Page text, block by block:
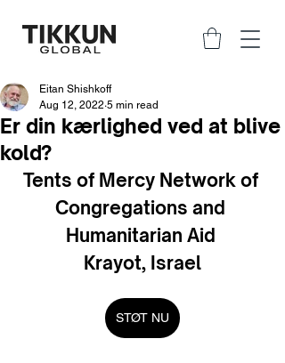
Er din kærlighed ved at blive
kold?
Eitan Shishkoff
Aug 12, 2022 5 min read
Tents of Mercy Network of
Congregations and
Humanitarian Aid
Krayot, Israel
STØT NU